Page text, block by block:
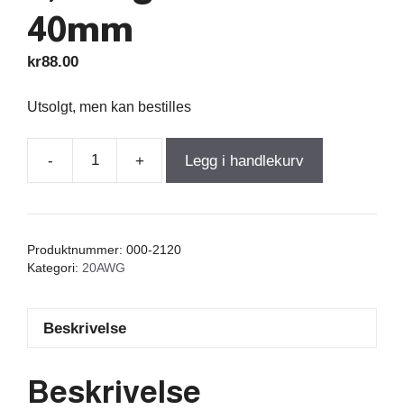
40mm
kr88.00
Utsolgt, men kan bestilles
-
Iron
Coil
OD-
+ Legg i handlekurv
Produktnummer: 000-2120
Kategori: 20AWG
Beskrivelse
Beskrivelse